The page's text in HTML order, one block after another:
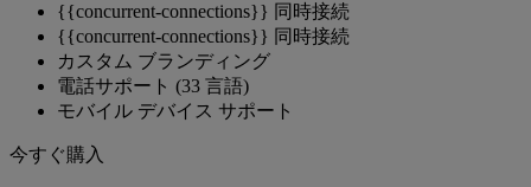
{{concurrent-connections}} 同時接続
{{concurrent-connections}} 同時接続
カスタム ブランディング
‍電話サポート (33 言語)
モバイル デバイス サポート
今すぐ購入